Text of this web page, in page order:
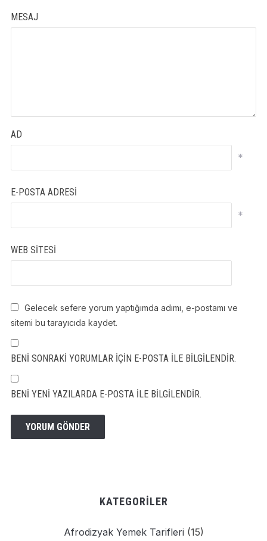
MESAJ
AD
*
E-POSTA ADRESI
*
WEB SITESI
Gelecek sefere yorum yaptığımda adımı, e-postamı ve
sitemi bu tarayıcıda kaydet.
BENI SONRAKI YORUMLAR IÇIN E-POSTA ILE BILGILENDIR.
BENI YENI YAZILARDA E-POSTA ILE BILGILENDIR.
KATEGORILER
Afrodizyak Yemek Tarifleri (15)